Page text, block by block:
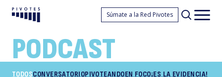
Pivotes Súmate a la Red Pivotes
PODCAST
TODOSCONVERSATORIOPIVOTEANDOEN FOCO¡ES LA EVIDENCIA!